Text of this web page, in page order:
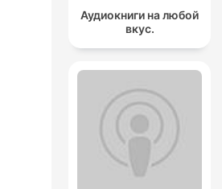
Аудиокниги на любой
вкус.